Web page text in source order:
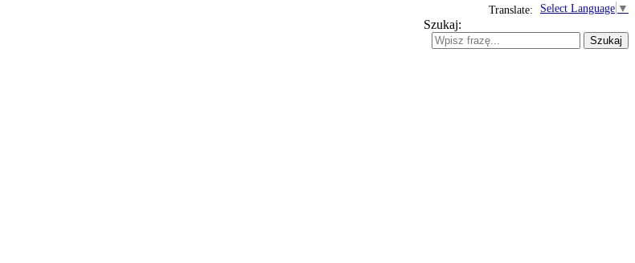
Select Language ▼
Translate:
Szukaj:
Szukaj